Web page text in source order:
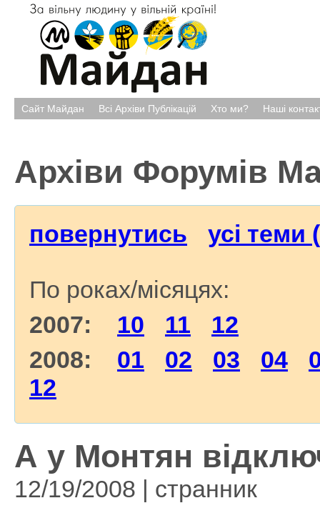
Сайт Майдан Всі Архіви Публікацій Хто ми? Наші
Архіви Форумів
повернутись усі теми
По роках/місяцях:
2007: 10 11
12
2008: 01 02 03 04
12
А у Монтян
12/19/2008 | странник